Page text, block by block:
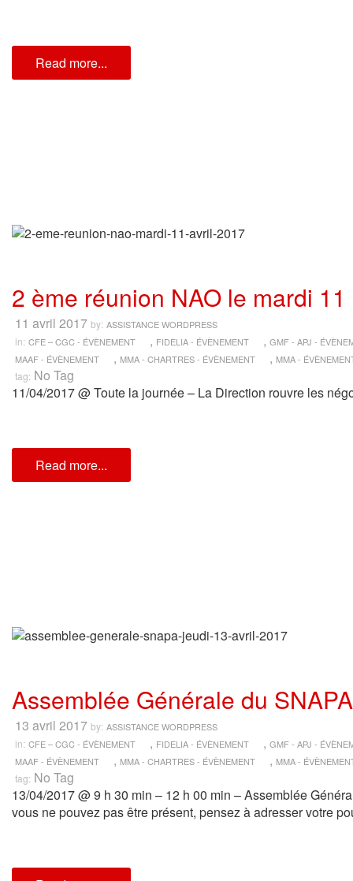
Read more...
2 ème réunion NAO le mardi
11 avril 2017 by: ASSISTANCE WORDPRESS
in: CFE – CGC - ÉVÈNEMENT , FIDELIA - ÉVÈNEMENT , GMF - APJ -
MAAF - ÉVÈNEMENT
, MMA - CHARTRES - ÉVÈNEMENT , MMA -
tag: No Tag
11/04/2017 @ Toute la journée – La Direction rouvre les
Read more...
Assemblée Générale du
13 avril 2017 by: ASSISTANCE WORDPRESS
in: CFE – CGC - ÉVÈNEMENT , FIDELIA - ÉVÈNEMENT , GMF - APJ -
MAAF - ÉVÈNEMENT
, MMA - CHARTRES - ÉVÈNEMENT , MMA -
tag: No Tag
13/04/2017 @ 9 h 30 min – 12 h 00 min – Assemblée
vous ne pouvez pas être présent, pensez à adresser votre